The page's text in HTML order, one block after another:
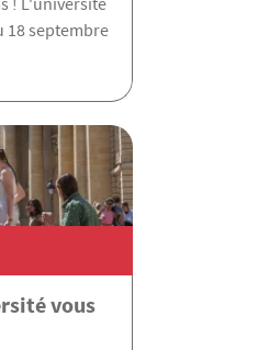
:
!
18 septembre
vous